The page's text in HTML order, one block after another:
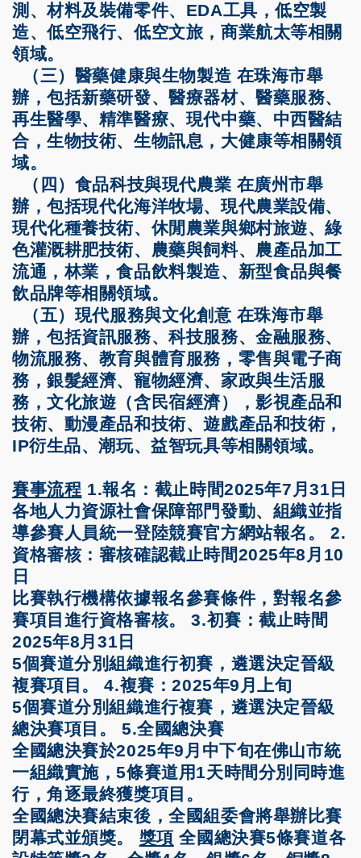
測、材料及裝備零件、EDA工具，低空製
造、低空飛行、低空文旅，商業航太等相關
領域。
（三）醫藥健康與生物製造 在珠海市舉
辦，包括新藥研發、醫療器材、醫藥服務、
再生醫學、精準醫療、現代中藥、中西醫結
合，生物技術、生物訊息，大健康等相關領
域。
（四）食品科技與現代農業 在廣州市舉
辦，包括現代化海洋牧場、現代農業設備、
現代化種養技術、休閒農業與鄉村旅遊、綠
色灌溉耕肥技術、農藥與飼料、農產品加工
流通，林業，食品飲料製造、新型食品與餐
飲品牌等相關領域。
（五）現代服務與文化創意 在珠海市舉
辦，包括資訊服務、科技服務、金融服務、
物流服務、教育與體育服務，零售與電子商
務，銀髮經濟、寵物經濟、家政與生活服
務，文化旅遊（含民宿經濟），影視產品和
技術、動漫產品和技術、遊戲產品和技術，
IP衍生品、潮玩、益智玩具等相關領域。
賽事流程 1.報名：截止時間2025年7月31日
各地人力資源社會保障部門發動、組織並指
導參賽人員統一登陸競賽官方網站報名。2.
資格審核：審核確認截止時間2025年8月10
日
比賽執行機構依據報名參賽條件，對報名參
賽項目進行資格審核。3.初賽：截止時間
2025年8月31日
5個賽道分別組織進行初賽，遴選決定晉級
複賽項目。4.複賽：2025年9月上旬
5個賽道分別組織進行複賽，遴選決定晉級
總決賽項目。5.全國總決賽
全國總決賽於2025年9月中下旬在佛山市統
一組織實施，5條賽道用1天時間分別同時進
行，角逐最終獲獎項目。
全國總決賽結束後，全國組委會將舉辦比賽
閉幕式並頒獎。 獎項 全國總決賽5條賽道各